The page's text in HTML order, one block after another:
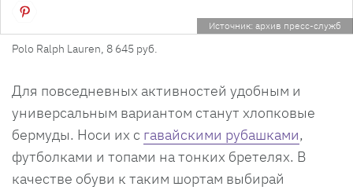
Источник: архив пресс-служб
Polo Ralph Lauren, 8 645 руб.
Для повседневных активностей удобным и
универсальным вариантом станут хлопковые
бермуды. Носи их с гавайскими рубашками,
футболками и топами на тонких бретелях. В
качестве обуви к таким шортам выбирай